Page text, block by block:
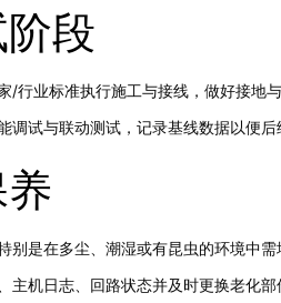
段
/行业标准执行施工与接线，做好接地
调试与联动测试，记录基线数据以便后
别是在多尘、潮湿或有昆虫的环境中
主机日志、回路状态并及时更换老化部